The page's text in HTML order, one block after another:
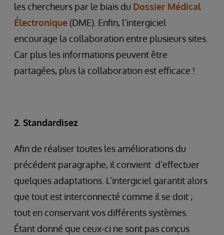
les chercheurs par le biais du Dossier Médical
Électronique (DME). Enfin, l’intergiciel
encourage la collaboration entre plusieurs sites.
Car plus les informations peuvent être
partagées, plus la collaboration est efficace !
2. Standardisez
Afin de réaliser toutes les améliorations du
précédent paragraphe, il convient d’effectuer
quelques adaptations. L’intergiciel garantit alors
que tout est interconnecté comme il se doit ;
tout en conservant vos différents systèmes.
Étant donné que ceux-ci ne sont pas conçus